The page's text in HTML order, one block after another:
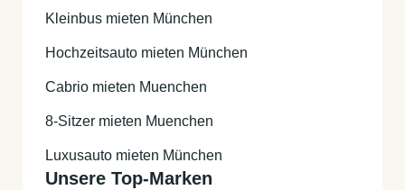
Kleinbus mieten München
Hochzeitsauto mieten München
Cabrio mieten Muenchen
8-Sitzer mieten Muenchen
Luxusauto mieten München
Unsere Top-Marken